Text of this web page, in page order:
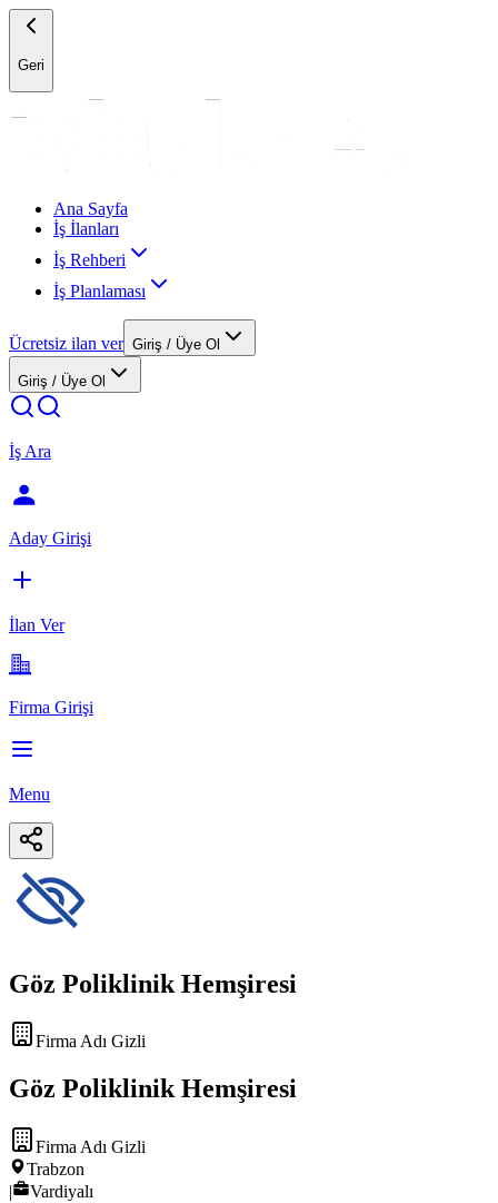
Geri
Ana Sayfa
İş İlanları
İş Rehberi
İş Planlaması
Ücretsiz ilan ver Giriş / Üye Ol
Giriş / Üye Ol
İş Ara
Aday Girişi
İlan Ver
Firma Girişi
Menu
Göz Poliklinik Hemşiresi
Firma Adı Gizli
Göz Poliklinik Hemşiresi
Firma Adı Gizli
Trabzon
|
Vardiyalı